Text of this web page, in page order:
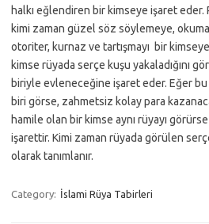
halkı eğlendiren bir kimseye işaret
kimi zaman güzel söz söylemeye,
otoriter, kurnaz ve tartışmayı bir
kimse rüyada serçe kuşu yakaladığını
biriyle evleneceğine işaret eder. Eğer
biri görse, zahmetsiz kolay para
hamile olan bir kimse aynı rüyayı
işarettir. Kimi zaman rüyada görülen
olarak tanımlanır.
Category: İslami Rüya Tabirleri